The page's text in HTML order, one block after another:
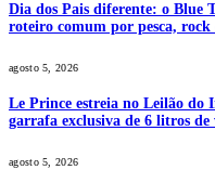
Dia dos Pais diferente: o Blue
roteiro comum por pesca, rock
agosto 5, 2026
Le Prince estreia no Leilão
garrafa exclusiva de 6 litros
agosto 5, 2026